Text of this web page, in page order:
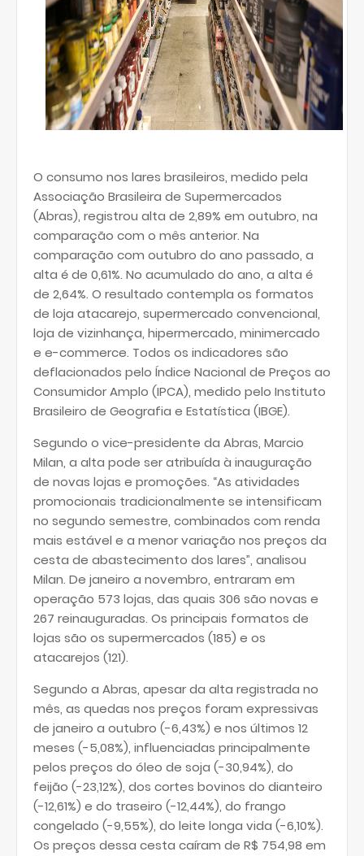
O consumo nos lares brasileiros, medido pela
Associação Brasileira de Supermercados
(Abras), registrou alta de 2,89% em outubro, na
comparação com o mês anterior. Na
comparação com outubro do ano passado, a
alta é de 0,61%. No acumulado do ano, a alta é
de 2,64%. O resultado contempla os formatos
de loja atacarejo, supermercado convencional,
loja de vizinhança, hipermercado, minimercado
e e-commerce. Todos os indicadores são
deflacionados pelo Índice Nacional de Preços ao
Consumidor Amplo (IPCA), medido pelo Instituto
Brasileiro de Geografia e Estatística (IBGE).
Segundo o vice-presidente da Abras, Marcio
Milan, a alta pode ser atribuída à inauguração
de novas lojas e promoções. “As atividades
promocionais tradicionalmente se intensificam
no segundo semestre, combinados com renda
mais estável e a menor variação nos preços da
cesta de abastecimento dos lares”, analisou
Milan. De janeiro a novembro, entraram em
operação 573 lojas, das quais 306 são novas e
267 reinauguradas. Os principais formatos de
lojas são os supermercados (185) e os
atacarejos (121).
Segundo a Abras, apesar da alta registrada no
mês, as quedas nos preços foram expressivas
de janeiro a outubro (-6,43%) e nos últimos 12
meses (-5,08%), influenciadas principalmente
pelos preços do óleo de soja (-30,94%), do
feijão (-23,12%), dos cortes bovinos do dianteiro
(-12,61%) e do traseiro (-12,44%), do frango
congelado (-9,55%), do leite longa vida (-6,10%).
Os preços dessa cesta caíram de R$ 754,98 em